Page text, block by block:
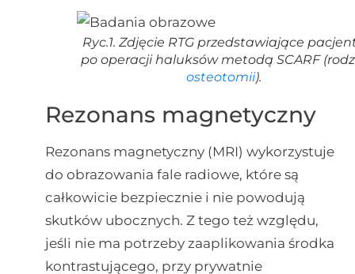
Ryc.1. Zdjęcie RTG przedstawiające
po operacji haluksów metodą SCARF
osteotomii).
Rezonans magnetyczny
Rezonans magnetyczny (MRI) wykorzystuje
do obrazowania fale radiowe, które są
całkowicie bezpiecznie i nie powodują
skutków ubocznych. Z tego też względu,
jeśli nie ma potrzeby zaaplikowania środka
kontrastującego, przy prywatnie